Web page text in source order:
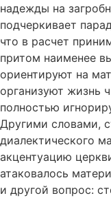
надежды на
подчеркивает
что в расчет
притом наименее
ориентируют на
организуют жизнь
полностью
Другими словами,
диалектического
акцентуацию
атаковалось
и другой вопрос: